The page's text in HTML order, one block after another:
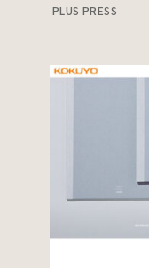
PLUS PRESS